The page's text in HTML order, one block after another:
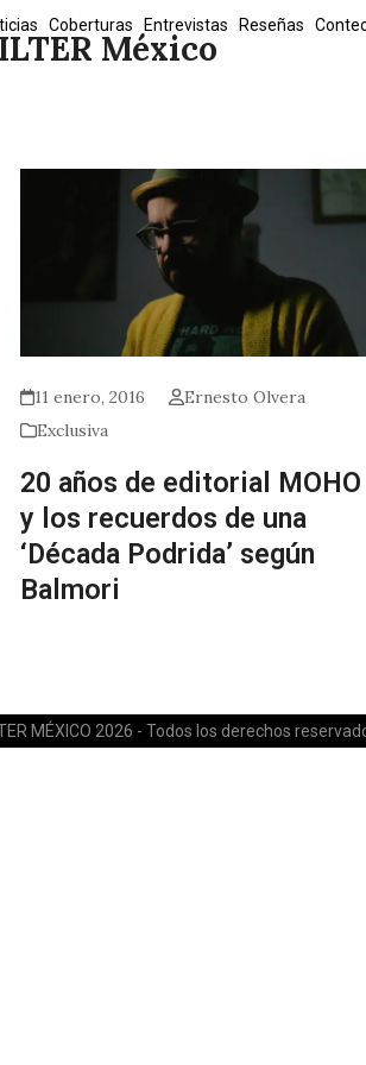
México
Coberturas Entrevistas Reseñas
11 enero, 2016
Ernesto Olvera
Exclusiva
20 años de editorial MOHO
y los recuerdos de una
‘Década Podrida’ según
Balmori
MÉXICO 2026 - Todos los derechos